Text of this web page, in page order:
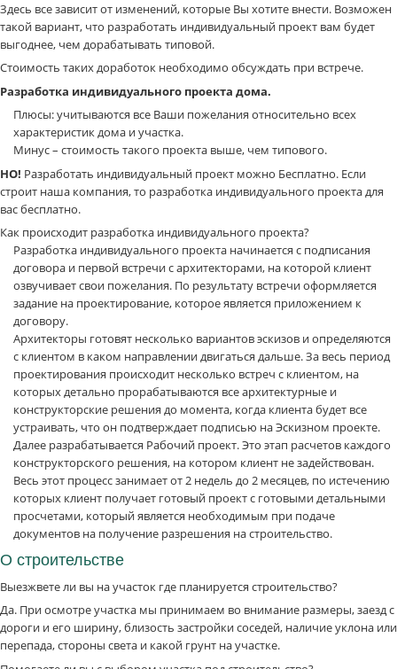
Здесь все зависит от изменений, которые Вы хотите внести. Возможен
такой вариант, что разработать индивидуальный проект вам будет
выгоднее, чем дорабатывать типовой.
Стоимость таких доработок необходимо обсуждать при встрече.
Разработка индивидуального проекта дома.
Плюсы: учитываются все Ваши пожелания относительно всех
характеристик дома и участка.
Минус – стоимость такого проекта выше, чем типового.
НО! Разработать индивидуальный проект можно Бесплатно. Если
строит наша компания, то разработка индивидуального проекта для
вас бесплатно.
Как происходит разработка индивидуального проекта?
Разработка индивидуального проекта начинается с подписания
договора и первой встречи с архитекторами, на которой клиент
озвучивает свои пожелания. По результату встречи оформляется
задание на проектирование, которое является приложением к
договору.
Архитекторы готовят несколько вариантов эскизов и определяются
с клиентом в каком направлении двигаться дальше. За весь период
проектирования происходит несколько встреч с клиентом, на
которых детально прорабатываются все архитектурные и
конструкторские решения до момента, когда клиента будет все
устраивать, что он подтверждает подписью на Эскизном проекте.
Далее разрабатывается Рабочий проект. Это этап расчетов каждого
конструкторского решения, на котором клиент не задействован.
Весь этот процесс занимает от 2 недель до 2 месяцев, по истечению
которых клиент получает готовый проект с готовыми детальными
просчетами, который является необходимым при подаче
документов на получение разрешения на строительство.
О строительстве
Выезжвете ли вы на участок где планируется строительство?
Да. При осмотре участка мы принимаем во внимание размеры, заезд с
дороги и его ширину, близость застройки соседей, наличие уклона или
перепада, стороны света и какой грунт на участке.